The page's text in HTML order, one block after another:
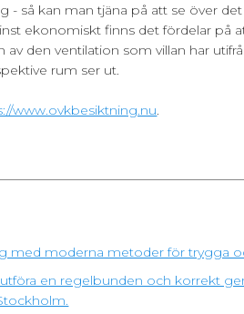
- så kan man tjäna på att se över
ekonomiskt finns det fördelar på
av den ventilation som villan har
rum ser ut.
www.ovkbesiktning.nu.
med moderna metoder för trygga
en regelbunden och korrekt